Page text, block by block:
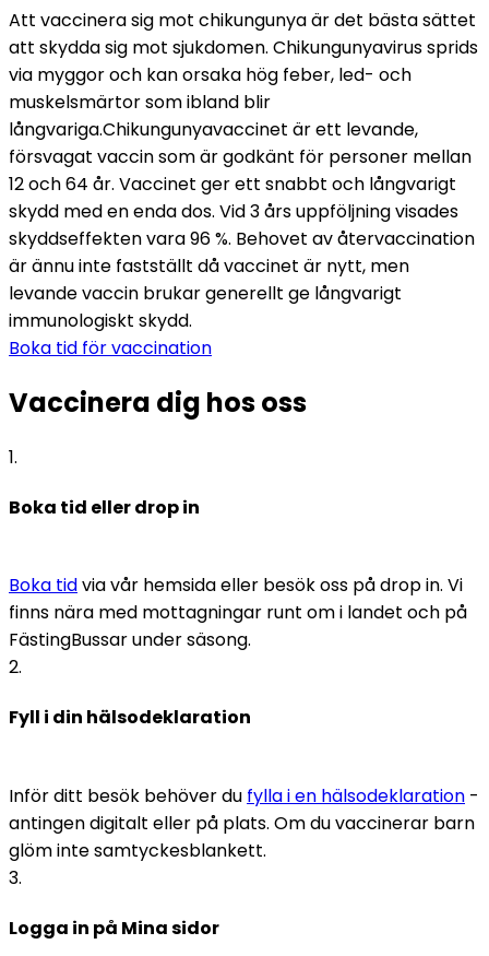
Att vaccinera sig mot chikungunya är det bästa sättet
att skydda sig mot sjukdomen. Chikungunyavirus sprids
via myggor och kan orsaka hög feber, led- och
muskelsmärtor som ibland blir
långvariga.Chikungunyavaccinet är ett levande,
försvagat vaccin som är godkänt för personer mellan
12 och 64 år. Vaccinet ger ett snabbt och långvarigt
skydd med en enda dos. Vid 3 års uppföljning visades
skyddseffekten vara 96 %. Behovet av återvaccination
är ännu inte fastställt då vaccinet är nytt, men
levande vaccin brukar generellt ge långvarigt
immunologiskt skydd.
Boka tid för vaccination
Vaccinera dig hos oss
1.
Boka tid eller drop in
Boka tid via vår hemsida eller besök oss på drop in. Vi
finns nära med mottagningar runt om i landet och på
FästingBussar under säsong.
2.
Fyll i din hälsodeklaration
Inför ditt besök behöver du fylla i en hälsodeklaration -
antingen digitalt eller på plats. Om du vaccinerar barn
glöm inte samtyckesblankett.
3.
Logga in på Mina sidor